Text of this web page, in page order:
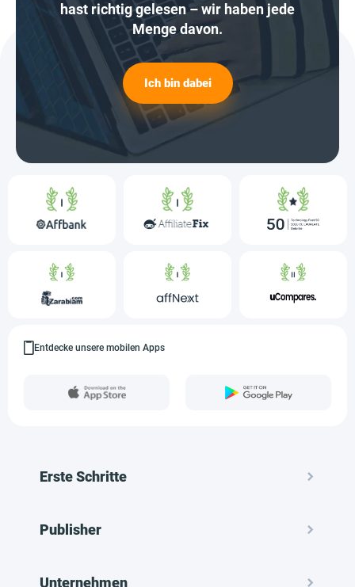
hast richtig gelesen – wir haben jede
Menge davon.
Ich bin dabei
Entdecke unsere mobilen Apps
Erste Schritte
Publisher
Unternehmen